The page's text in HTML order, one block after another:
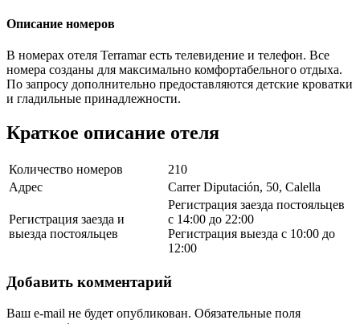
Описание номеров
В номерах отеля Terramar есть телевидение и телефон. Все
номера созданы для максимально комфортабельного отдыха.
По запросу дополнительно предоставляются детские кроватки
и гладильные принадлежности.
Краткое описание отеля
Количество номеров
210
Адрес
Carrer Diputación, 50, Calella
Регистрация заезда и
выезда постояльцев
Регистрация заезда постояльцев
с 14:00 до 22:00
Регистрация выезда с 10:00 до
12:00
Добавить комментарий
Ваш e-mail не будет опубликован. Обязательные поля